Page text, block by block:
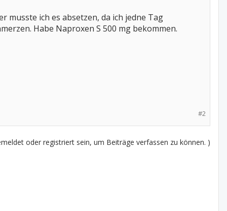
musste ich es absetzen, da ich jedne Tag
Habe Naproxen S 500 mg bekommen.
#2
oder registriert sein, um Beiträge verfassen zu können. )